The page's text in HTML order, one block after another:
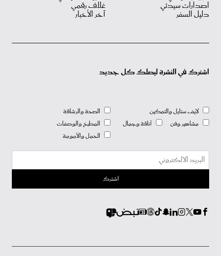
اصدارات سيدتي
دليل السفر
غلاف رقمي
آخر الأخبار
اشترك في النشرة ليصلك كل جديد
لايف ستايل والتمكين
مشاهير وفن
أناقة وجمال
الصحة والرشاقة
المطبخ والوصفات
الحمل والأمومة